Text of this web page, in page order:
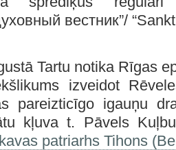
вестник”/
Tartu notika Rīgas
izveidot
pareizticīgo igauņu
kļuva t. Pāvels
patriarhs Tihons